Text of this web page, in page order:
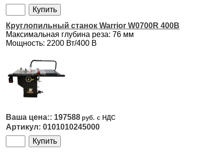
Круглопильный станок Warrior W0700R 400В
Максимальная глубина реза: 76 мм
Мощность: 2200 Вт/400 В
197588
0101010245000